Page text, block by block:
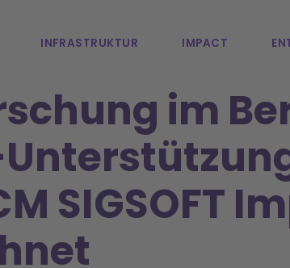
INFRASTRUKTUR IMPACT
im
SIGSOFT